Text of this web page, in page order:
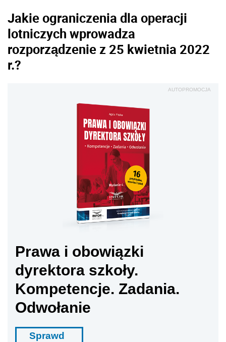
Jakie ograniczenia dla operacji
lotniczych wprowadza
rozporządzenie z 25 kwietnia 2022
r.?
AUTOPROMOCJA
Prawa i obowiązki
dyrektora szkoły.
Kompetencje. Zadania.
Odwołanie
Sprawd